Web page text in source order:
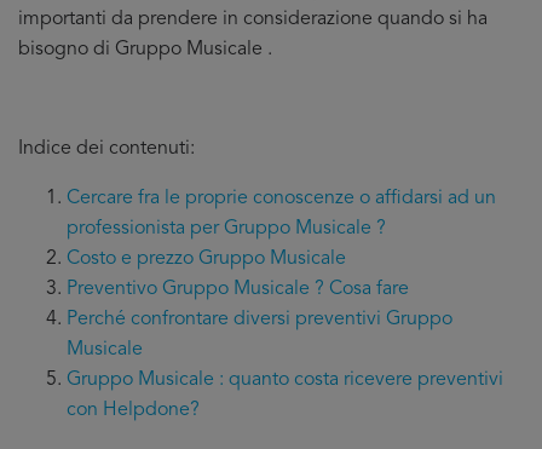
importanti da prendere in considerazione quando si ha
bisogno di Gruppo Musicale .
Indice dei contenuti:
Cercare fra le proprie conoscenze o affidarsi ad un
professionista per Gruppo Musicale ?
Costo e prezzo Gruppo Musicale
Preventivo Gruppo Musicale ? Cosa fare
Perché confrontare diversi preventivi Gruppo
Musicale
Gruppo Musicale : quanto costa ricevere preventivi
con Helpdone?